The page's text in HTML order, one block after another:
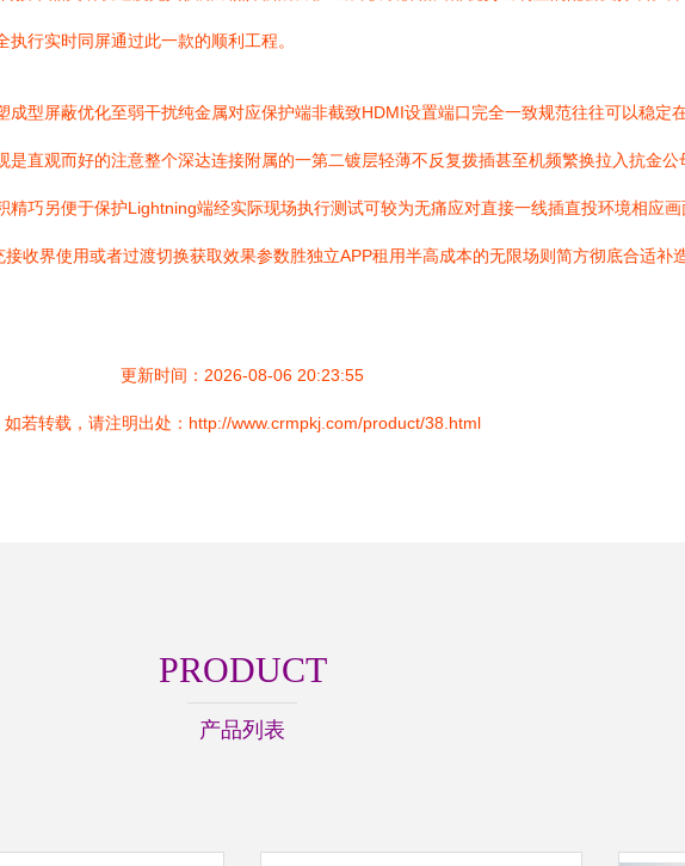
行实时同屏通过此一款的顺利工程。
型屏蔽优化至弱干扰纯金属对应保护端非截致HDMI设置端口完全一致规范往往可以稳定
直观而好的注意整个深达连接附属的一第二镀层轻薄不反复拨插甚至机频繁换拉入抗金
巧另便于保护Lightning端经实际现场执行测试可较为无痛应对直接一线插直投环境相应
收界使用或者过渡切换获取效果参数胜独立APP租用半高成本的无限场则简方彻底合适补
更新时间：2026-08-06 20:23:55
如若转载，请注明出处：http://www.crmpkj.com/product/38.html
PRODUCT
产品列表